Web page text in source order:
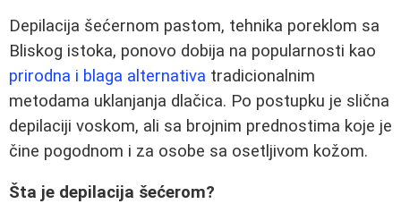
Depilacija šećernom pastom, tehnika poreklom sa
Bliskog istoka, ponovo dobija na popularnosti kao
prirodna i blaga alternativa tradicionalnim
metodama uklanjanja dlačica. Po postupku je slična
depilaciji voskom, ali sa brojnim prednostima koje je
čine pogodnom i za osobe sa osetljivom kožom.
Šta je depilacija šećerom?